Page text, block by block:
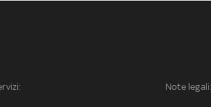
Note legali: